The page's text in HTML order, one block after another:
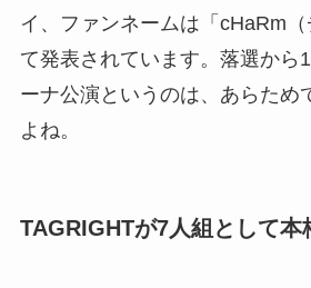
イ、ファンネームは「cHaRm
て発表されています。落選から
ーナ公演というのは、あらため
よね。
TAGRIGHTが7人組として本